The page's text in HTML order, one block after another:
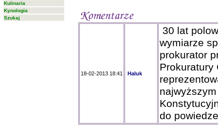
Kulinaria
Kynologia
Szukaj
18-02-2013 18:41 Haluk
30 lat
wymiarze
prokurator
Prokuratury
do